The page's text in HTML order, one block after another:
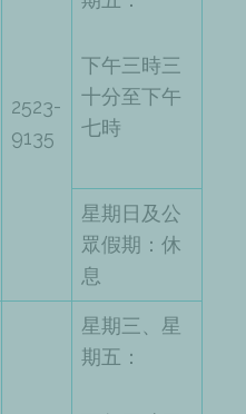
2523-
9135
下午三時三
十分至下午
七時
星期日及公
眾假期：休
息
星期三、星
期五：